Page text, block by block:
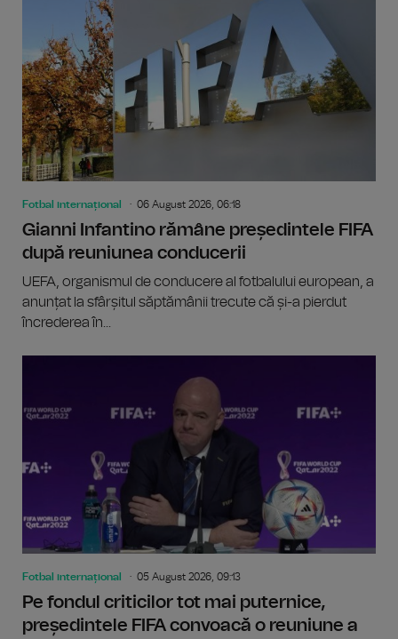
Fotbal internațional 06 August 2026, 06:18
Gianni Infantino rămâne președintele FIFA
după reuniunea conducerii
UEFA, organismul de conducere al fotbalului european, a
anunțat la sfârșitul săptămânii trecute că și-a pierdut
încrederea în...
Fotbal internațional 05 August 2026, 09:13
Pe fondul criticilor tot mai puternice,
președintele FIFA convoacă o reuniune a